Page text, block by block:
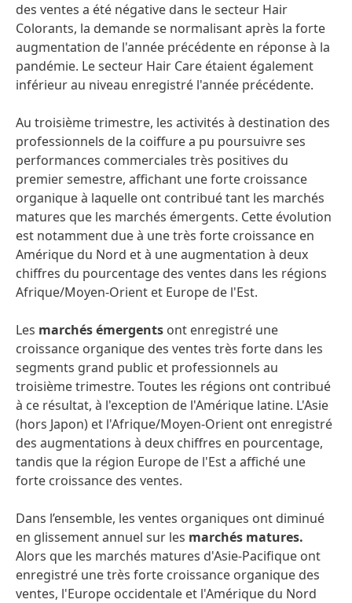
des ventes a été négative dans le secteur Hair
Colorants, la demande se normalisant après la forte
augmentation de l'année précédente en réponse à la
pandémie. Le secteur Hair Care étaient également
inférieur au niveau enregistré l'année précédente.
Au troisième trimestre, les activités à destination des
professionnels de la coiffurea pu poursuivre ses
performances commerciales très positives du
premier semestre, affichant une forte croissance
organique à laquelle ont contribué tant les marchés
matures que les marchés émergents. Cette évolution
est notamment due à une très forte croissance en
Amérique du Nord et à une augmentation à deux
chiffres du pourcentage des ventes dans les régions
Afrique/Moyen-Orient et Europe de l'Est.
Les marchés émergents ont enregistré une
croissance organique des ventes très forte dans les
segments grand public et professionnels au
troisième trimestre. Toutes les régions ont contribué
à ce résultat, à l'exception de l'Amérique latine. L'Asie
(hors Japon) et l'Afrique/Moyen-Orient ont enregistré
des augmentations à deux chiffres en pourcentage,
tandis que la région Europe de l'Est a affiché une
forte croissance des ventes.
Dans l’ensemble, les ventes organiques ont diminué
en glissement annuel sur les marchés matures.
Alors que les marchés matures d'Asie-Pacifique ont
enregistré une très forte croissance organique des
ventes, l'Europe occidentale et l'Amérique du Nord